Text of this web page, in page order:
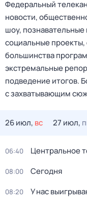
Федеральный
новости,
шоу,
социальные
большинства
экстремальные
подведение итогов.
с захватывающим
26 июл, вс 27 июл,
06:40 Центральное
08:00 Сегодня
08:20 У нас